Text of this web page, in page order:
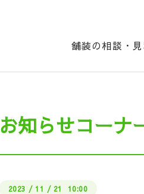
舗装の相談・
お知らせコーナ
2023 / 11 / 21 10:00